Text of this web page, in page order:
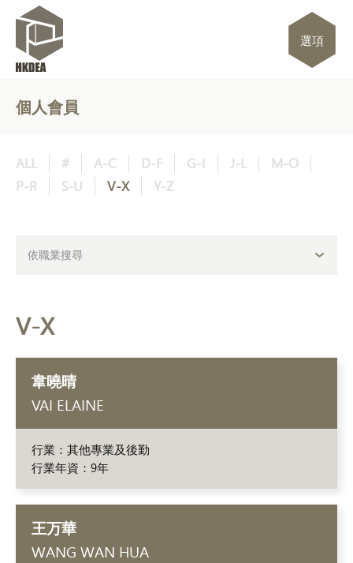
選項
個人會員
ALL # A-C D-F G-I J-L
M-O
P-R
S-U V-X Y-Z
V-X
韋曉晴
VAI ELAINE
行業：其他專業及後勤
行業年資：9年
王万華
WANG WAN HUA